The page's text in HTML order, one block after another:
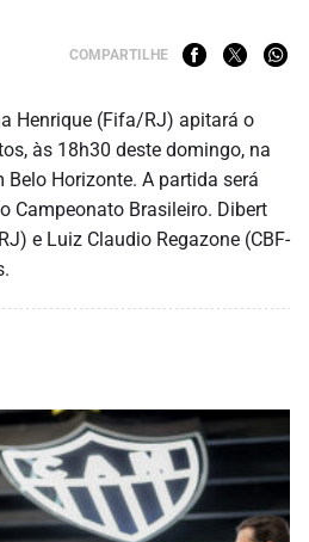
COMPARTILHE
Henrique (Fifa/RJ) apitará o
às 18h30 deste domingo, na
Belo Horizonte. A partida será
Campeonato Brasileiro. Dibert
e Luiz Claudio Regazone (CBF-